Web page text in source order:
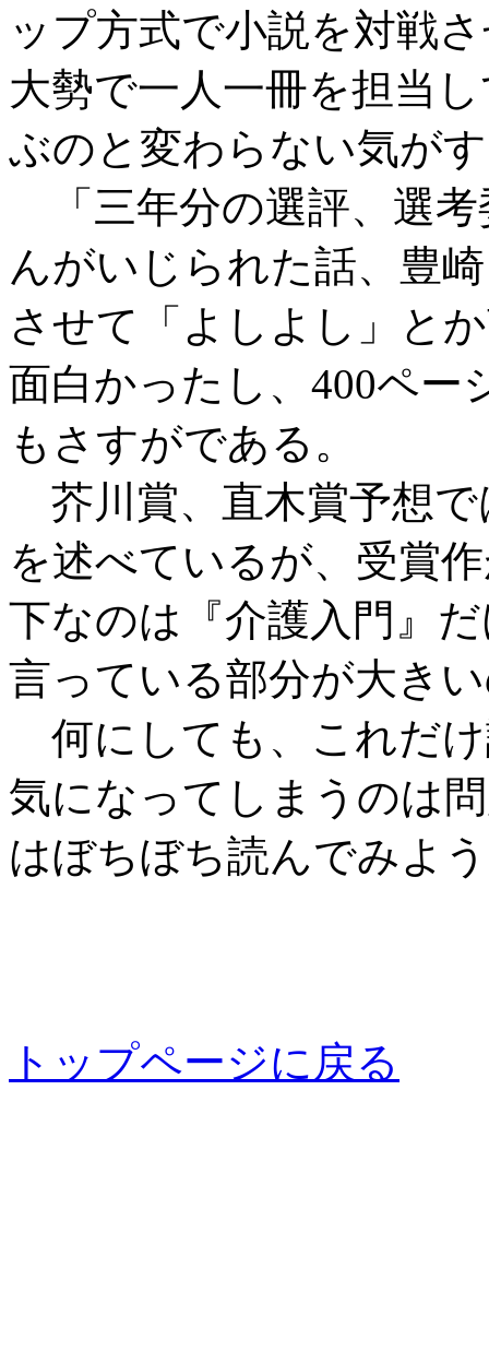
ップ方式で小説を対戦
大勢で一人一冊を担当
ぶのと変わらない気が
「三年分の選評、選考
んがいじられた話、豊
させて「よしよし」と
面白かったし、400ペー
もさすがである。
芥川賞、直木賞予想
を述べているが、受賞
下なのは『介護入門』
言っている部分が大き
何にしても、これだ
気になってしまうのは
はぼちぼち読んでみよ
トップページに戻る